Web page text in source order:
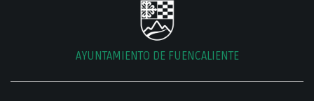
AYUNTAMIENTO DE FUENCALIENTE